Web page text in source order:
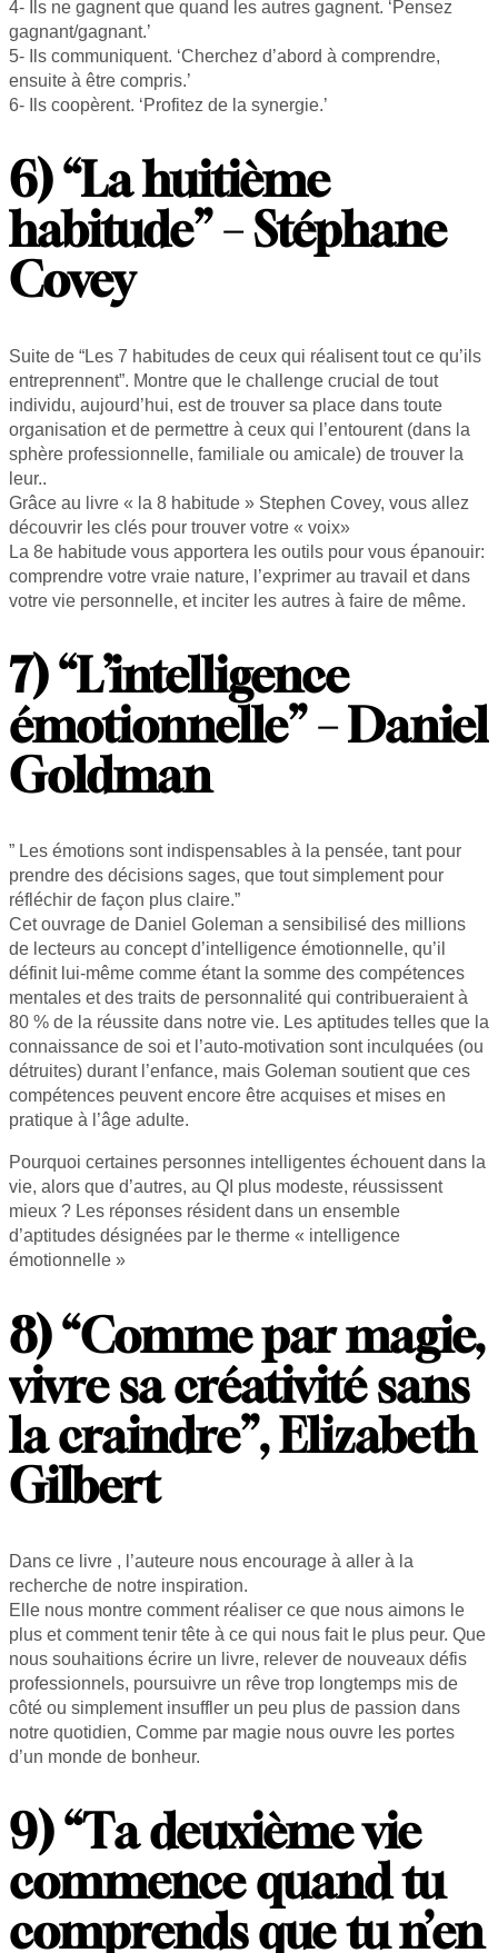
4- Ils ne gagnent que quand les autres gagnent. ‘Pensez
gagnant/gagnant.’
5- Ils communiquent. ‘Cherchez d’abord à comprendre,
ensuite à être compris.’
6- Ils coopèrent. ‘Profitez de la synergie.’
6) “La huitième
habitude” – Stéphane
Covey
Suite de “Les 7 habitudes de ceux qui réalisent tout ce qu’ils
entreprennent”. Montre que le challenge crucial de tout
individu, aujourd’hui, est de trouver sa place dans toute
organisation et de permettre à ceux qui l’entourent (dans la
sphère professionnelle, familiale ou amicale) de trouver la
leur..
Grâce au livre « la 8 habitude » Stephen Covey, vous allez
découvrir les clés pour trouver votre « voix»
La 8e habitude vous apportera les outils pour vous épanouir:
comprendre votre vraie nature, l’exprimer au travail et dans
votre vie personnelle, et inciter les autres à faire de même.
7) “L’intelligence
émotionnelle” – Daniel
Goldman
” Les émotions sont indispensables à la pensée, tant pour
prendre des décisions sages, que tout simplement pour
réfléchir de façon plus claire.”
Cet ouvrage de Daniel Goleman a sensibilisé des millions
de lecteurs au concept d’intelligence émotionnelle, qu’il
définit lui-même comme étant la somme des compétences
mentales et des traits de personnalité qui contribueraient à
80 % de la réussite dans notre vie. Les aptitudes telles que la
connaissance de soi et l’auto-motivation sont inculquées (ou
détruites) durant l’enfance, mais Goleman soutient que ces
compétences peuvent encore être acquises et mises en
pratique à l’âge adulte.
Pourquoi certaines personnes intelligentes échouent dans la
vie, alors que d’autres, au QI plus modeste, réussissent
mieux ? Les réponses résident dans un ensemble
d’aptitudes désignées par le therme « intelligence
émotionnelle »
8) “Comme par magie,
vivre sa créativité sans
la craindre”, Elizabeth
Gilbert
Dans ce livre , l’auteure nous encourage à aller à la
recherche de notre inspiration.
Elle nous montre comment réaliser ce que nous aimons le
plus et comment tenir tête à ce qui nous fait le plus peur. Que
nous souhaitions écrire un livre, relever de nouveaux défis
professionnels, poursuivre un rêve trop longtemps mis de
côté ou simplement insuffler un peu plus de passion dans
notre quotidien, Comme par magie nous ouvre les portes
d’un monde de bonheur.
9) “Ta deuxième vie
commence quand tu
comprends que tu n’en